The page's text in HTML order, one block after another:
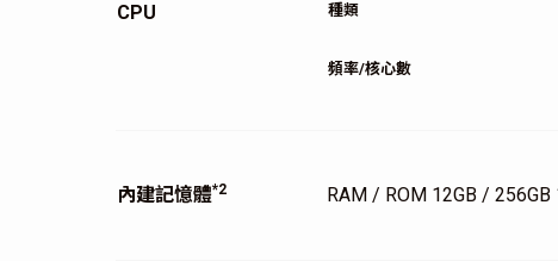
CPU 種類
頻率/核心數
內建記憶體*2 RAM / ROM 12GB / 256GB